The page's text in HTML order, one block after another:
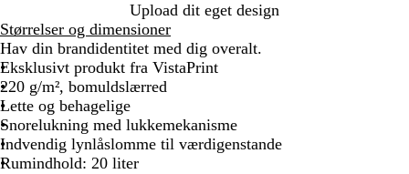
o
r
t
v
i
d
Upload dit eget design
Størrelser og dimensioner
Hav din brandidentitet med dig overalt.
Eksklusivt produkt fra VistaPrint
220 g/m², bomuldslærred
Lette og behagelige
Snorelukning med lukkemekanisme
Indvendig lynlåslomme til værdigenstande
Rumindhold: 20 liter